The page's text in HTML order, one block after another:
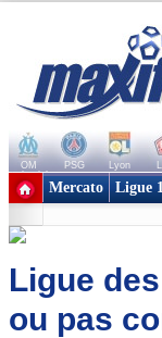
OM PSG Lyon
+ de clubs
Mercato Ligue
Ligue
ou pas